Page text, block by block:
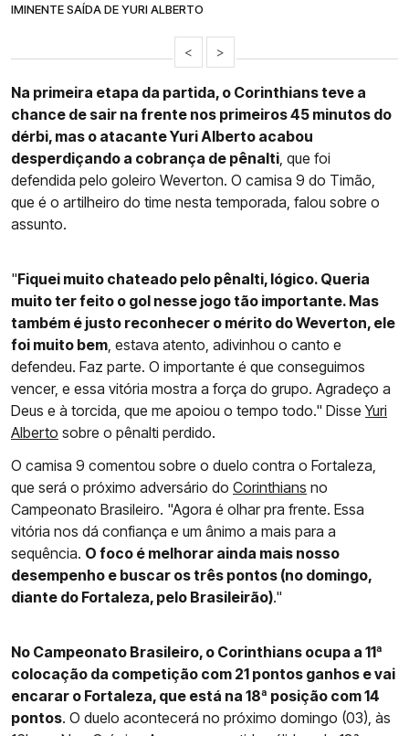
IMINENTE SAÍDA DE YURI ALBERTO
< >
Na primeira etapa da partida, o Corinthians teve a
chance de sair na frente nos primeiros 45 minutos do
dérbi, mas o atacante Yuri Alberto acabou
desperdiçando a cobrança de pênalti , que foi
defendida pelo goleiro Weverton. O camisa 9 do Timão,
que é o artilheiro do time nesta temporada, falou sobre o
assunto.
"Fiquei muito chateado pelo pênalti, lógico. Queria
muito ter feito o gol nesse jogo tão importante. Mas
também é justo reconhecer o mérito do Weverton, ele
foi muito bem , estava atento, adivinhou o canto e
defendeu. Faz parte. O importante é que conseguimos
vencer, e essa vitória mostra a força do grupo. Agradeço a
Deus e à torcida, que me apoiou o tempo todo." DisseYuri
Alberto sobre o pênalti perdido.
O camisa 9 comentou sobre o duelo contra o Fortaleza,
que será o próximo adversário do Corinthians no
Campeonato Brasileiro. "Agora é olhar pra frente. Essa
vitória nos dá confiança e um ânimo a mais para a
sequência. O foco é melhorar ainda mais nosso
desempenho e buscar os três pontos (no domingo,
diante do Fortaleza, pelo Brasileirão)."
No Campeonato Brasileiro, o Corinthians ocupa a 11ª
colocação da competição com 21 pontos ganhos e vai
encarar o Fortaleza, que está na 18ª posição com 14
pontos. O duelo acontecerá no próximo domingo (03), às